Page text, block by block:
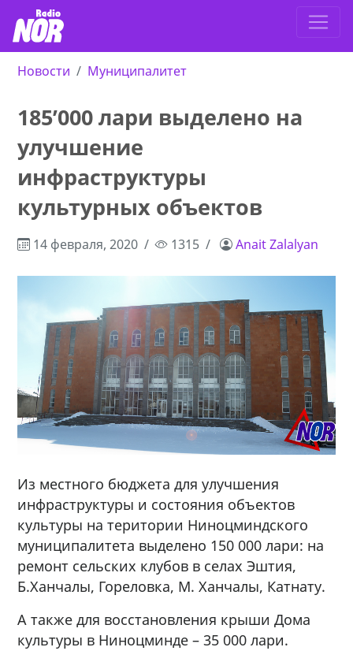
Новости Муниципалитет
185’000 лари выделено на
улучшение
инфраструктуры
культурных объектов
14 февраля, 2020 1315 Anait Zalalyan
Из местного бюджета для улучшения
инфраструктуры и состояния объектов
культуры на територии Ниноцминдского
муниципалитета выделено 150 000 лари: на
ремонт сельских клубов в селах Эштия,
Б.Ханчалы, Гореловка, М. Ханчалы, Катнату.
А также для восстановления крыши Дома
культуры в Ниноцминде – 35 000 лари.